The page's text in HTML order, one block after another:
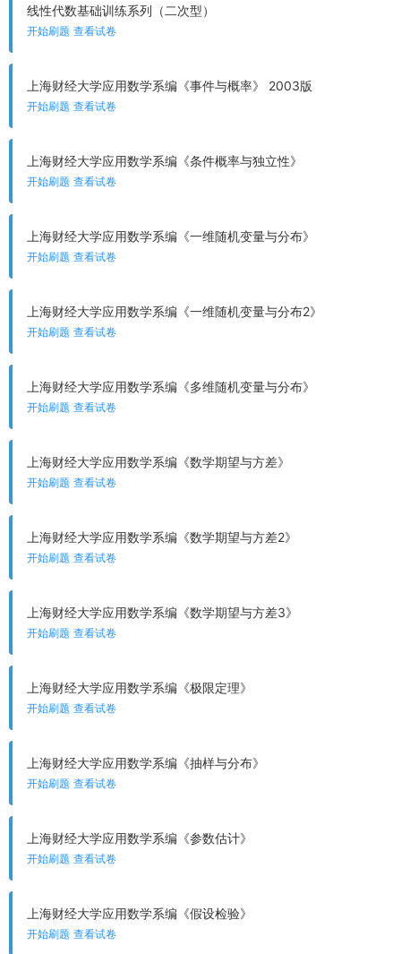
线性代数基础训练系列（二次型）
开始刷题 查看试卷
上海财经大学应用数学系编《事件与概率》 2003版
开始刷题 查看试卷
上海财经大学应用数学系编《条件概率与独立性》
开始刷题 查看试卷
上海财经大学应用数学系编《一维随机变量与分布》
开始刷题 查看试卷
上海财经大学应用数学系编《一维随机变量与分布2》
开始刷题 查看试卷
上海财经大学应用数学系编《多维随机变量与分布》
开始刷题 查看试卷
上海财经大学应用数学系编《数学期望与方差》
开始刷题 查看试卷
上海财经大学应用数学系编《数学期望与方差2》
开始刷题 查看试卷
上海财经大学应用数学系编《数学期望与方差3》
开始刷题 查看试卷
上海财经大学应用数学系编《极限定理》
开始刷题 查看试卷
上海财经大学应用数学系编《抽样与分布》
开始刷题 查看试卷
上海财经大学应用数学系编《参数估计》
开始刷题 查看试卷
上海财经大学应用数学系编《假设检验》
开始刷题 查看试卷